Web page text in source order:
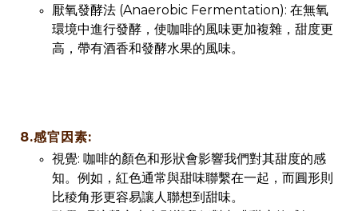
厭氧發酵法 (Anaerobic Fermentation): 在無氧
環境中進行發酵，使咖啡的風味更加複雜，甜度更
高，帶有酒香和發酵水果的風味。
8.感官因素:
視覺: 咖啡的顏色和形狀會影響我們對其甜度的感
知。例如，紅色通常與甜味聯繫在一起，而圓形則
比稜角形更容易讓人聯想到甜味。